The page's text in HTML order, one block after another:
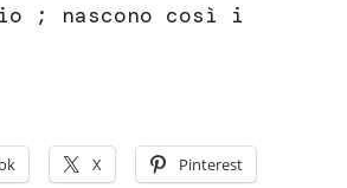
; nascono così i
X Pinterest